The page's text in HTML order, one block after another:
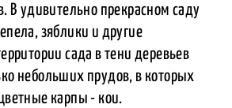
В удивительно прекрасном саду
зяблики и другие
сада в тени деревьев
небольших прудов, в которых
карпы - кои.